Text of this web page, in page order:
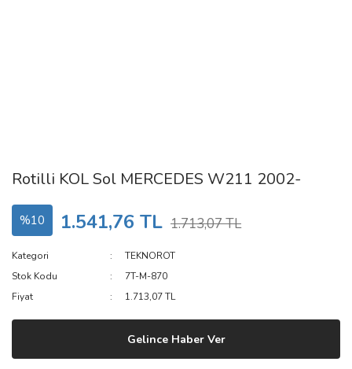
Rotilli KOL Sol MERCEDES W211 2002-
%10 1.541,76 TL 1.713,07 TL
Kategori
TEKNOROT
Stok Kodu
7T-M-870
Fiyat
1.713,07 TL
Gelince Haber Ver